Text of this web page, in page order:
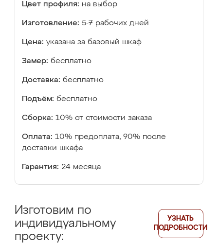
Цвет профиля: на выбор
Изготовление: 5-7 рабочих дней
Цена: указана за базовый шкаф
Замер: бесплатно
Доставка: бесплатно
Подъём: бесплатно
Сборка: 10% от стоимости заказа
Оплата: 10% предоплата, 90% после
доставки шкафа
Гарантия: 24 месяца
Изготовим по
индивидуальному
проекту:
УЗНАТЬ
ПОДРОБНОСТИ